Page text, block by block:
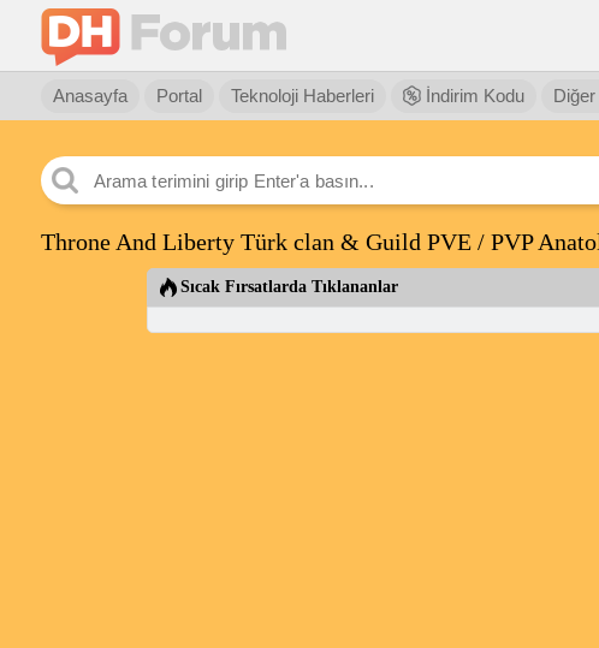
Anasayfa Portal Teknoloji Haberleri İndirim Kodu Diğer
Throne And Liberty Türk clan & Guild PVE / PVP
Sıcak Fırsatlarda Tıklananlar